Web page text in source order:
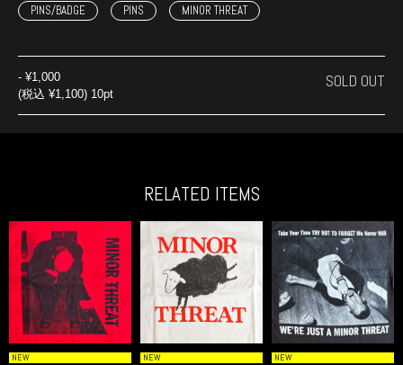
PINS/BADGE PINS MINOR THREAT
‐ ¥1,000
(税込 ¥1,100) 10pt
SOLD OUT
RELATED ITEMS
NEW NEW NEW